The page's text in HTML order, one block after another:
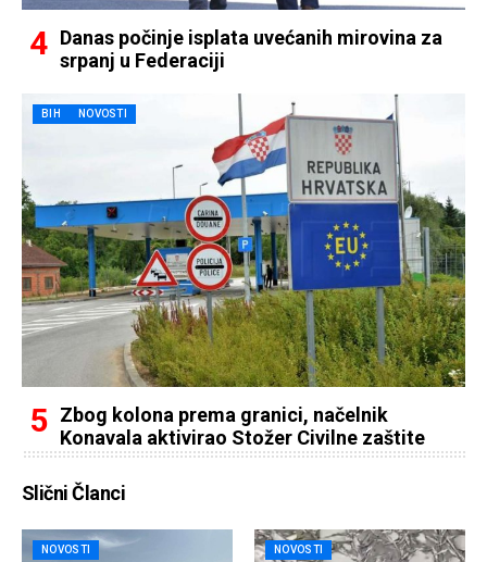
Danas počinje isplata uvećanih mirovina za
srpanj u Federaciji
BIH NOVOSTI
Zbog kolona prema granici, načelnik
Konavala aktivirao Stožer Civilne zaštite
Slični Članci
NOVOSTI NOVOSTI